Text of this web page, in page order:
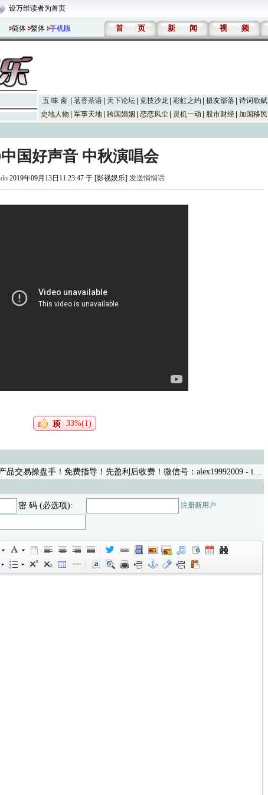
设万维读者为首页
简体 繁体 手机版 首 页 新 闻 视 频
五 味 斋 茗香茶语 天下论坛 竞技沙龙 彩虹之约 摄友部落 诗词歌赋
史地人物
军事天地 跨国婚姻 恋恋风尘 灵机一动 股市财经 加国移民
中国好声音 中秋演唱会
2019年09月13日11:23:47 于 [影视娱乐] 发送悄悄话
33%(1)
品交易操盘手！免费指导！先盈利后收费！微信号：alex19992009- iwww 03/27/21 (391)
密 码 (必选项): 注册新用户